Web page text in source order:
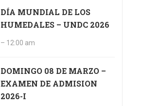
DÍA MUNDIAL DE LOS
HUMEDALES – UNDC 2026
– 12:00 am
DOMINGO 08 DE MARZO –
EXAMEN DE ADMISION
2026-I